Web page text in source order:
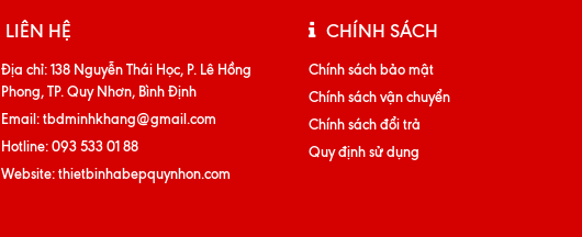
LIÊN HỆ
Địa chỉ:138 Nguyễn Thái Học, P. Lê Hồng
Phong, TP. Quy Nhơn, Bình Định
Email:tbdminhkhang@gmail.com
Hotline:093 533 01 88
Website:thietbinhabepquynhon.com
CHÍNH SÁCH
Chính sách bảo mật
Chính sách vận chuyển
Chính sách đổi trả
Quy định sử dụng